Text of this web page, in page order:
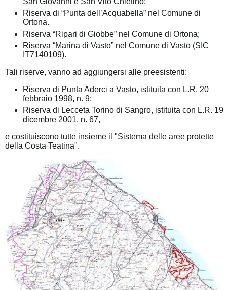
Riserva di “Punta dell’Acquabella” nel Comune di
Ortona.
Riserva “Ripari di Giobbe” nel Comune di Ortona;
Riserva “Marina di Vasto” nel Comune di Vasto (SIC
IT7140109).
Tali riserve, vanno ad aggiungersi alle preesistenti:
Riserva di Punta Aderci a Vasto, istituita con L.R. 20
febbraio 1998, n. 9;
Riserva di Lecceta Torino di Sangro, istituita con L.R. 19
dicembre 2001, n. 67,
e costituiscono tutte insieme il "Sistema delle aree protette
della Costa Teatina".